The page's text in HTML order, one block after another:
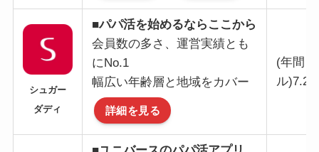
シュガー
ダディ
■パパ活を始めるならここから
会員数の多さ、運営実績とも
にNo.1
幅広い年齢層と地域をカバー
詳細を見る
(年間
ル)7.2